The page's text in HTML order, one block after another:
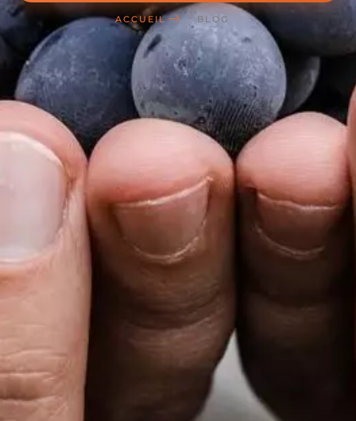
ACCUEIL BLOG